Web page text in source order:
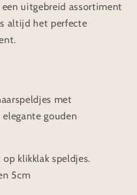
uitgebreid assortiment
altijd het perfecte
met
gouden
klikklak speldjes.
5cm